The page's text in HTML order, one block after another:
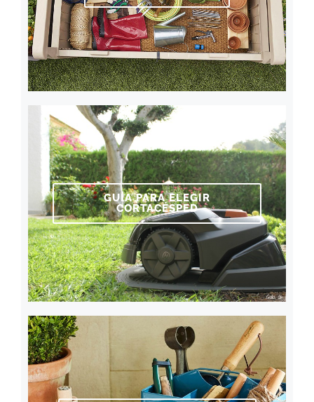
GUÍA PARA ELEGIR
CORTACÉSPED